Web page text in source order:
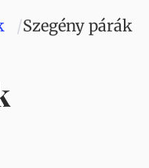
Szegény párák